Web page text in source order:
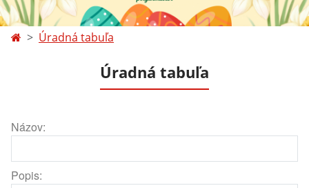
Úradná tabuľa
Úradná tabuľa
Názov:
Popis: